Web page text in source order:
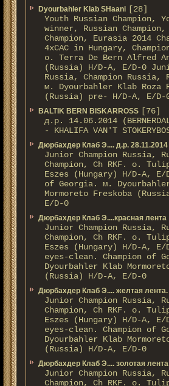
Dyourbahler Klab SHaani [28]
Youth Russian Champion,
winner, Russian Champion,
Champion, Eurasia 2014
4xCAC in Hungary,
о. Terra De Bern Alfred
(Russia) H/D-A, E/D-0
Russia, Champion Russia,
м. Dyourbahler Klab
(Russia) pre- H/D-A, E/D-
BALTIK BERN BISKARROSS [76]
д.р. 14.06.2014
- KHALIFA VAN'T
Дюрбахдер Клаб Э.... д.р. 28.11.2014
Junior Champion Russia,
Champion, Ch RKF. о.
Eszes (Hungary) H/D-A, E/
of Georgia. м.
Mormoreto Freskoba
E/D-0
Дюрбахдер Клаб Э....красная лента
Junior Champion Russia,
Champion, Ch RKF. о.
Eszes (Hungary) H/D-A,
eyes-clean. Champion of
Dyourbahler Klab
(Russia) H/D-А, E/D-0
Дюрбахдер Клаб Э.... желтая лента.
Junior Champion Russia,
Champion, Ch RKF. о.
Eszes (Hungary) H/D-A,
eyes-clean. Champion of
Dyourbahler Klab
(Russia) H/D-А, E/D-0
Дюрбахдер Клаб Э.... золотая
Junior Champion Russia,
Champion, Ch RKF. о.